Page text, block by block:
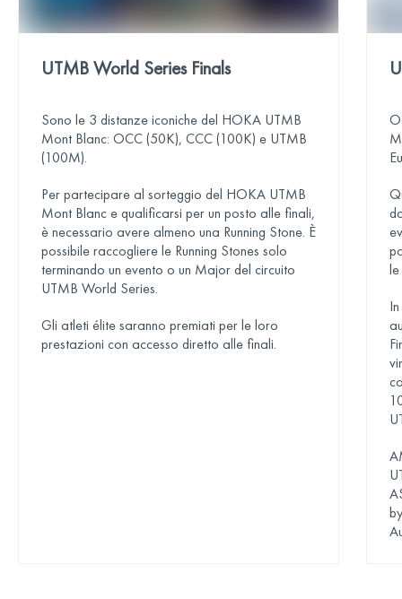
UTMB World Series Finals
Sono le 3 distanze iconiche del HOKA UTMB
Mont Blanc: OCC (50K), CCC (100K) e UTMB
(100M).
Per partecipare al sorteggio del HOKA UTMB
Mont Blanc e qualificarsi per un posto alle finali,
è necessario avere almeno una Running Stone. È
possibile raccogliere le Running Stones solo
terminando un evento o un Major del circuito
UTMB World Series.
Gli atleti élite saranno premiati per le loro
prestazioni con accesso diretto alle finali.